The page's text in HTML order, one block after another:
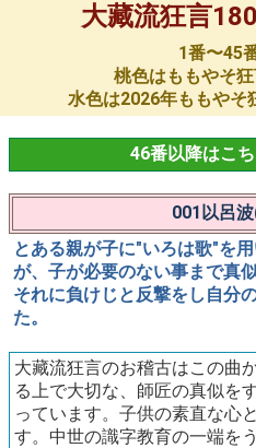
大藏会ギャラリー 稽古のご案内
大藏流狂言
1番〜45
桃色はももやそ狂
水色は2026年ももやそ
46番以降はこ
001以呂
とある親が子に"いろは歌"を
が、子が必要のない事まで真
それに負けじと反撃をし自分
た。
大藏流狂言のお稽古はこの曲
る上で大切な、師匠の真似を
っています。子供の素直な心
す。中世の識字教育の一端を